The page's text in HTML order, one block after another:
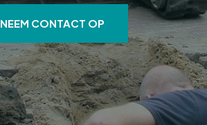
NEEM CONTACT OP